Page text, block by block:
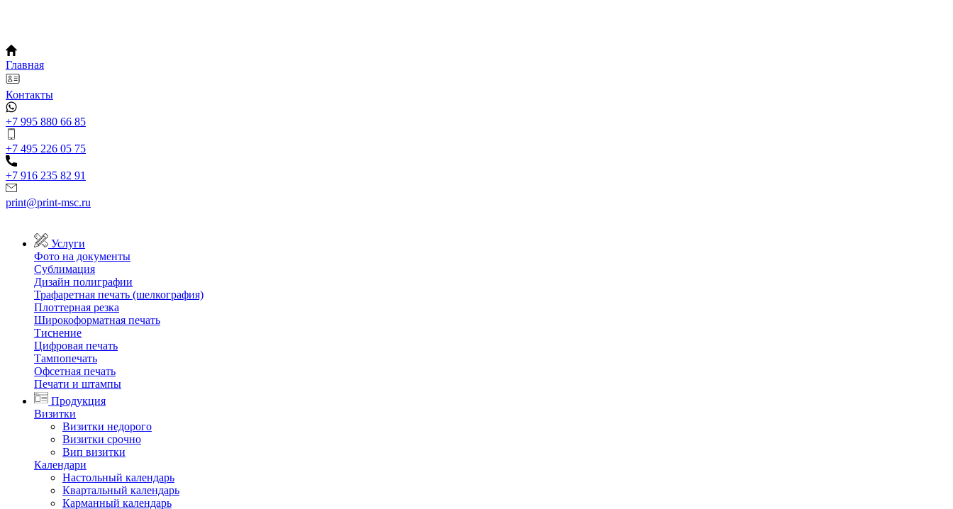
Главная
Контакты
+7 995 880 66 85
+7 495 226 05 75
+7 916 235 82 91
print@print-msc.ru
Услуги
Фото на документы
Сублимация
Дизайн полиграфии
Трафаретная печать (шелкография)
Плоттерная резка
Широкоформатная печать
Тиснение
Цифровая печать
Тампопечать
Офсетная печать
Печати и штампы
Продукция
Визитки
Визитки недорого
Визитки срочно
Вип визитки
Календари
Настольный календарь
Квартальный календарь
Карманный календарь